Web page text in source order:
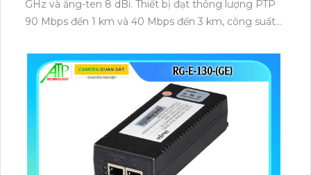
GHz và ăng-ten 8 dBi. Thiết bị đạt thông lượng PTP
90 Mbps đến 1 km và 40 Mbps đến 3 km, công suất
tải dữ liệu và video giám sát ổn định ở khoảng cách
xa.